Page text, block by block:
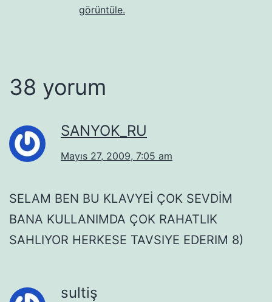
görüntüle.
38 yorum
SANYOK_RU
Mayıs 27, 2009, 7:05 am
SELAM BEN BU KLAVYEİ ÇOK SEVDİM
BANA KULLANIMDA ÇOK RAHATLIK
SAHLIYOR HERKESE TAVSIYE EDERIM 8)
sultiş